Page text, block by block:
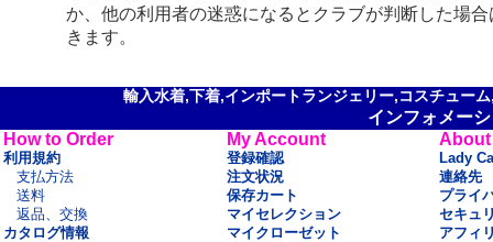
か、他の利用者の迷惑になるとクラブが判断した場
きます。
輸入水着,下着,インポートランジェリー,コスチュー
インフォメー
How to Order
利用規約
支払方法
送料
返品、交換
カタログ情報
My Account
登録確認
注文状況
保存カート
マイセレクション
マイクローゼット
About
Lady
連絡先
プライ
セキュ
アフィ